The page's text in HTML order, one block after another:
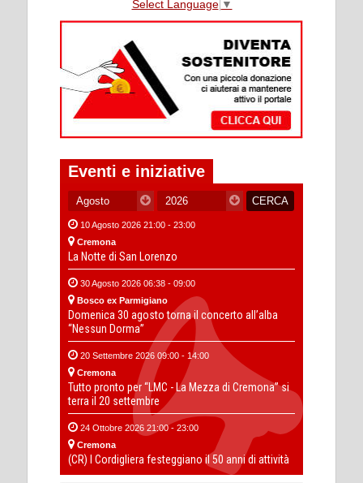
Select Language ▼
Eventi e iniziative
10 Agosto 2026 21:00 - 23:00
Cremona
La Notte di San Lorenzo
30 Agosto 2026 06:38 - 09:00
Bosco ex Parmigiano
Domenica 30 agosto torna il concerto all’alba
“Nessun Dorma”
20 Settembre 2026 09:00 - 14:00
Cremona
Tutto pronto per “LMC - La Mezza di Cremona” si
terra il 20 settembre
24 Ottobre 2026 21:00 - 23:00
Cremona
(CR) I Cordigliera festeggiano il 50 anni di attività